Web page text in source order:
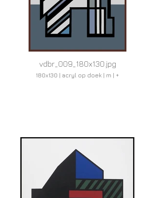
vdbr_009_180x130.jpg
180x130 | acryl op doek | m | +